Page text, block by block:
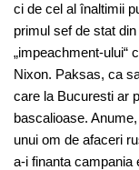
ci de cel al înaltimii
primul sef de stat
„impeachment-ului“
Nixon. Paksas, ca
care la Bucuresti ar
bascalioase.
unui om de afaceri
a-i finanta campania